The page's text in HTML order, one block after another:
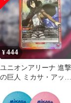
¥444
ユニオンアリーナ 進撃
の巨人 ミカサ・アッカ